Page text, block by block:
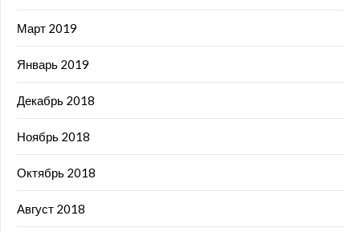
Март 2019
Январь 2019
Декабрь 2018
Ноябрь 2018
Октябрь 2018
Август 2018